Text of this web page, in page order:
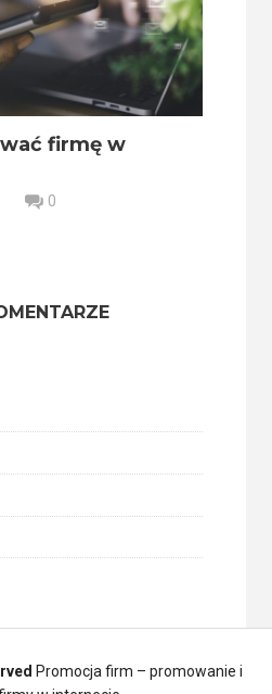
firmę w
0
Promocja firm – promowanie i